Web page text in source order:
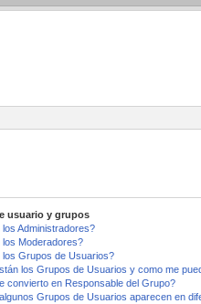
usuario y grupos
Administradores?
los Moderadores?
los Grupos de Usuarios?
los Grupos de Usuarios y como me
convierto en Responsable del Grupo?
Grupos de Usuarios aparecen en